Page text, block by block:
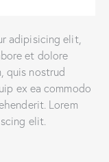
adipisicing elit,
et dolore
quis nostrud
ex ea commodo
Lorem
elit.